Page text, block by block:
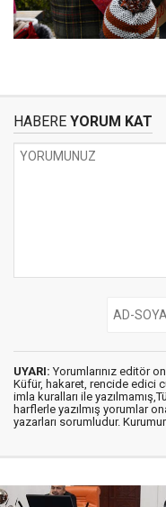
HABERE YORUM KAT
UYARI: Yorumlarınız editör
Küfür, hakaret, rencide edici
imla kuralları ile
harflerle yazılmış yorumlar
yazarları sorumludur.